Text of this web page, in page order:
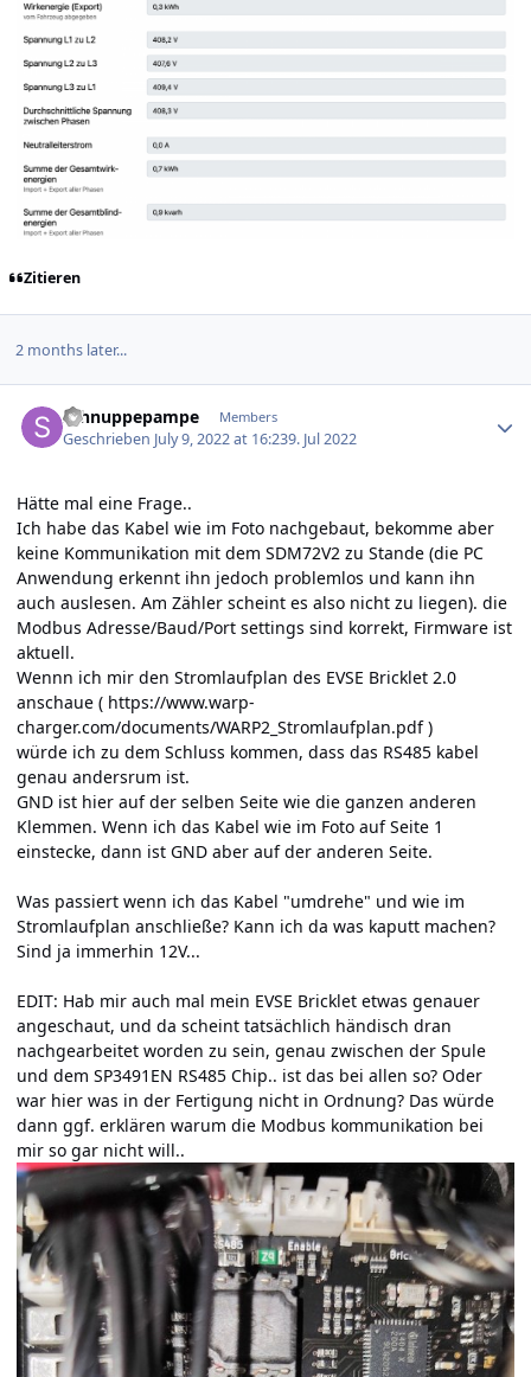
Zitieren
2 months later...
schnuppepampe Members
Geschrieben July 9, 2022 at 16:239. Jul 2022
Hätte mal eine Frage..
Ich habe das Kabel wie im Foto nachgebaut, bekomme aber
keine Kommunikation mit dem SDM72V2 zu Stande (die PC
Anwendung erkennt ihn jedoch problemlos und kann ihn
auch auslesen. Am Zähler scheint es also nicht zu liegen). die
Modbus Adresse/Baud/Port settings sind korrekt, Firmware ist
aktuell.
Wennn ich mir den Stromlaufplan des EVSE Bricklet 2.0
anschaue ( https://www.warp-
charger.com/documents/WARP2_Stromlaufplan.pdf)
würde ich zu dem Schluss kommen, dass das RS485 kabel
genau andersrum ist.
GND ist hier auf der selben Seite wie die ganzen anderen
Klemmen. Wenn ich das Kabel wie im Foto auf Seite 1
einstecke, dann ist GND aber auf der anderen Seite.
Was passiert wenn ich das Kabel "umdrehe" und wie im
Stromlaufplan anschließe? Kann ich da was kaputt machen?
Sind ja immerhin 12V...
EDIT: Hab mir auch mal mein EVSE Bricklet etwas genauer
angeschaut, und da scheint tatsächlich händisch dran
nachgearbeitet worden zu sein, genau zwischen der Spule
und dem SP3491EN RS485 Chip.. ist das bei allen so? Oder
war hier was in der Fertigung nicht in Ordnung? Das würde
dann ggf. erklären warum die Modbus kommunikation bei
mir so gar nicht will..